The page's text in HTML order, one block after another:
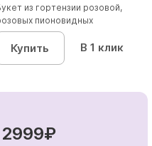
из гортензии розовой,
пионовидных
Купить В 1 клик